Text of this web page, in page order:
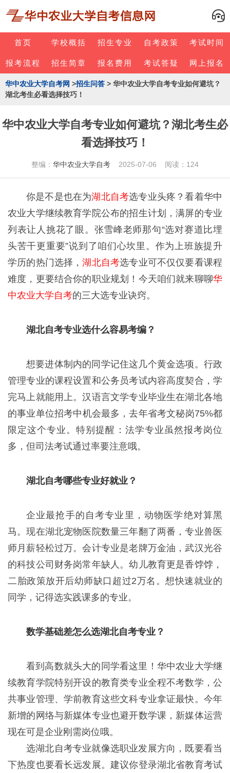
首页 学校概括 招生专业 自考政策 考试时间
报考流程 招生简章 报名费用 考试答疑 网上报名
华中农业大学自考网 >招生问答 > 华中农业大学自考专业如何避坑？
湖北考生必看选择技巧！
华中农业大学自考专业如何避坑？湖北考生必
看选择技巧！
整编： 华中农业大学自考 2025-07-06 阅读：124
你是不是也在为湖北自考选专业头疼？看着华中
农业大学继续教育学院公布的招生计划，满屏的专业
列表让人挑花了眼。张雪峰老师那句“选对赛道比埋
头苦干更重要”说到了咱们心坎里。作为上班族提升
学历的热门选择，湖北自考选专业可不仅仅要看课程
难度，更要结合你的职业规划！今天咱们就来聊聊华
中农业大学自考的三大选专业诀窍。
湖北自考专业选什么容易考编？
想要进体制内的同学记住这几个黄金选项。行政
管理专业的课程设置和公务员考试内容高度契合，学
完马上就能用上。汉语言文学专业毕业生在湖北各地
的事业单位招考中机会最多，去年省考文秘岗75%都
限定这个专业。特别提醒：法学专业虽然报考岗位
多，但司法考试通过率要注意哦。
湖北自考哪些专业好就业？
企业最抢手的自考专业里，动物医学绝对算黑
马。现在湖北宠物医院数量三年翻了两番，专业兽医
师月薪轻松过万。会计专业是老牌万金油，武汉光谷
的科技公司财务岗常年缺人。幼儿教育更是香饽饽，
二胎政策放开后幼师缺口超过2万名。想快速就业的
同学，记得选实践课多的专业。
数学基础差怎么选湖北自考专业？
看到高数就头大的同学看这里！华中农业大学继
续教育学院特别开设的教育类专业全程不考数学，公
共事业管理、学前教育这些文科专业拿证最快。今年
新增的网络与新媒体专业也避开数学课，新媒体运营
现在可是企业刚需岗位哦。
选湖北自考专业就像选职业发展方向，既要看当
下热度也要看长远发展。建议你登录湖北省教育考试